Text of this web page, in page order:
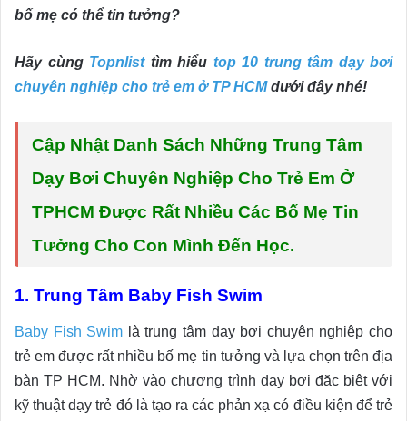
bố mẹ có thể tin tưởng?
Hãy cùng Topnlisttìm hiểu top 10 trung tâm dạy bơi
chuyên nghiệp cho trẻ em ở TP HCMdưới đây nhé!
Cập Nhật Danh Sách Những Trung Tâm
Dạy Bơi Chuyên Nghiệp Cho Trẻ Em Ở
TPHCM Được Rất Nhiều Các Bố Mẹ Tin
Tưởng Cho Con Mình Đến Học.
1. Trung Tâm Baby Fish Swim
Baby Fish Swim là trung tâm dạy bơi chuyên nghiệp cho
trẻ em được rất nhiều bố mẹ tin tưởng và lựa chọn trên địa
bàn TP HCM. Nhờ vào chương trình dạy bơi đặc biệt với
kỹ thuật dạy trẻ đó là tạo ra các phản xạ có điều kiện để trẻ